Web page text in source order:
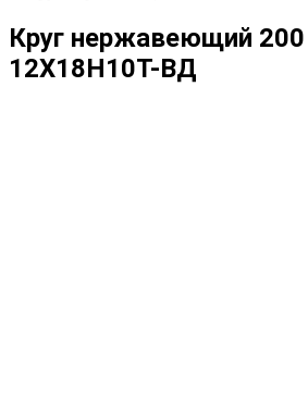
Круг нержавеющий
12Х18Н10Т-ВД